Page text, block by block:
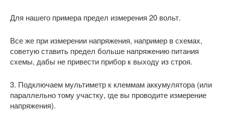
Для нашего примера предел измерения 20 вольт.
Все же при измерении напряжения, например в схемах,
советую ставить предел больше напряжению питания
схемы, дабы не привести прибор к выходу из строя.
3. Подключаем мультиметр к клеммам аккумулятора (или
параллельно тому участку, где вы проводите измерение
напряжения).